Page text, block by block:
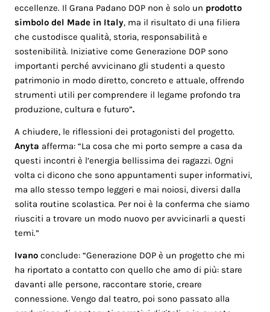
eccellenze. Il Grana Padano DOP non è solo un prodotto
simbolo del Made in Italy, ma il risultato di una filiera
che custodisce qualità, storia, responsabilità e
sostenibilità. Iniziative come Generazione DOP sono
importanti perché avvicinano gli studenti a questo
patrimonio in modo diretto, concreto e attuale, offrendo
strumenti utili per comprendere il legame profondo tra
produzione, cultura e futuro”.
A chiudere, le riflessioni dei protagonisti del progetto.
Anyta afferma: “La cosa che mi porto sempre a casa da
questi incontri è l’energia bellissima dei ragazzi. Ogni
volta ci dicono che sono appuntamenti super informativi,
ma allo stesso tempo leggeri e mai noiosi, diversi dalla
solita routine scolastica. Per noi è la conferma che siamo
riusciti a trovare un modo nuovo per avvicinarli a questi
temi.”
Ivano conclude: “Generazione DOP è un progetto che mi
ha riportato a contatto con quello che amo di più: stare
davanti alle persone, raccontare storie, creare
connessione. Vengo dal teatro, poi sono passato alla